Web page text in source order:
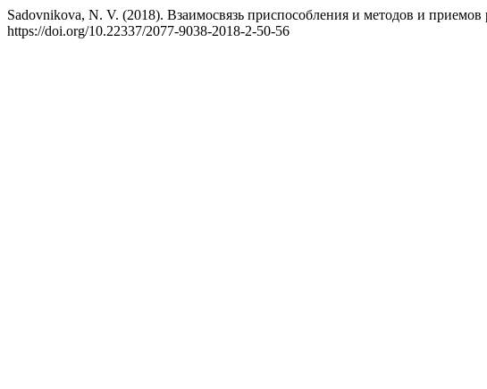
Sadovnikova, N. V. (2018). Взаимосвязь приспособления и методов и
https://doi.org/10.22337/2077-9038-2018-2-50-56